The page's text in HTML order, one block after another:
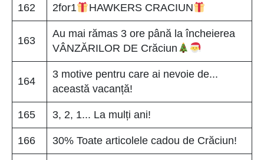
162 2for1 HAWKERS CRACIUN
163
Au mai rămas 3 ore până la încheierea
VÂNZĂRILOR DE Crăciun
164
3 motive pentru care ai nevoie de...
această vacanță!
165 3, 2, 1... La mulți ani!
166 30% Toate articolele cadou de Crăciun!